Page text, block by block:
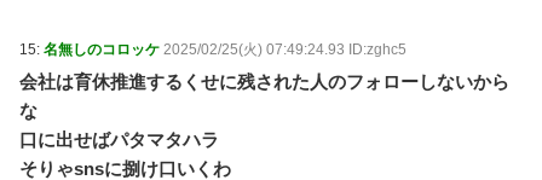
15: 名無しのコロッケ 2025/02/25(火) 07:49:24.93 ID:zghc5
会社は育休推進するくせに残された人のフォローしないから
な
口に出せばパタマタハラ
そりゃsnsに捌け口いくわ